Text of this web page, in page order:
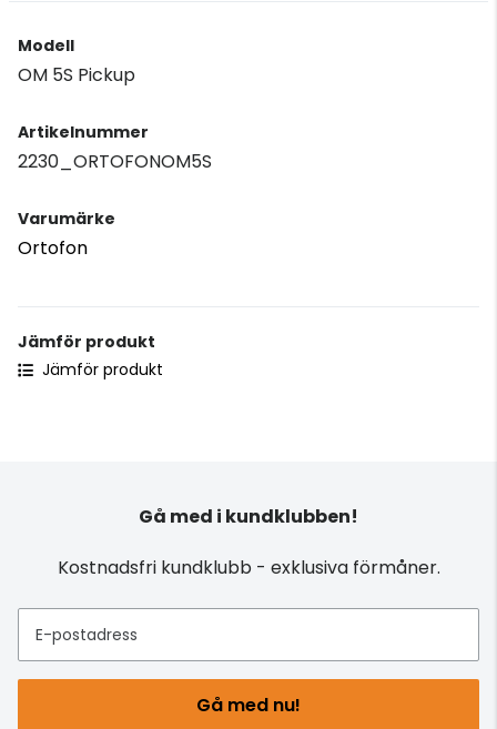
Modell
OM 5S Pickup
Artikelnummer
2230_ORTOFONOM5S
Varumärke
Ortofon
Jämför produkt
Jämför produkt
Gå med i kundklubben!
Kostnadsfri kundklubb - exklusiva förmåner.
E-postadress
Gå med nu!